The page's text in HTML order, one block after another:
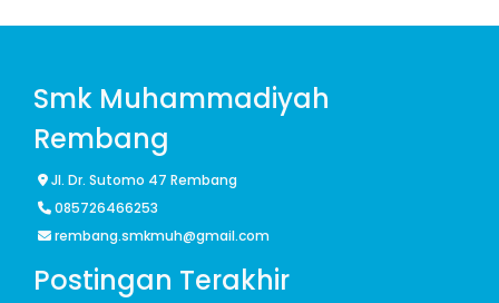
Smk Muhammadiyah
Rembang
Jl. Dr. Sutomo 47 Rembang
085726466253
rembang.smkmuh@gmail.com
Postingan Terakhir